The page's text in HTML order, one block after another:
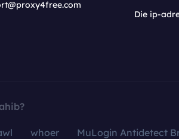
Die ip-
whoer
MuLogin Antidetect